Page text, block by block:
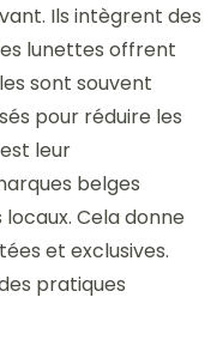
Ils intègrent des
lunettes offrent
sont souvent
pour réduire les
leur
belges
Cela donne
et exclusives.
pratiques